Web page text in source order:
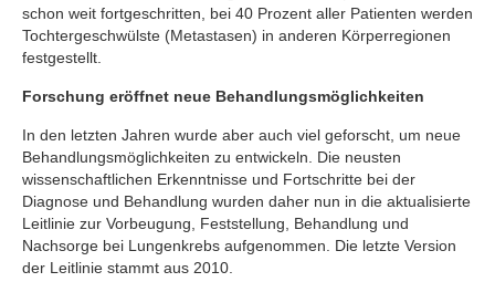
schon weit fortgeschritten, bei 40 Prozent aller Patienten werden
Tochtergeschwülste (Metastasen) in anderen Körperregionen
festgestellt.
Forschung eröffnet neue Behandlungsmöglichkeiten
In den letzten Jahren wurde aber auch viel geforscht, um neue
Behandlungsmöglichkeiten zu entwickeln. Die neusten
wissenschaftlichen Erkenntnisse und Fortschritte bei der
Diagnose und Behandlung wurden daher nun in die aktualisierte
Leitlinie zur Vorbeugung, Feststellung, Behandlung und
Nachsorge bei Lungenkrebs aufgenommen. Die letzte Version
der Leitlinie stammt aus 2010.